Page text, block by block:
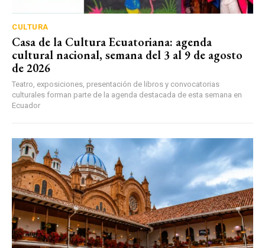
CULTURA
Casa de la Cultura Ecuatoriana: agenda
cultural nacional, semana del 3 al 9 de agosto
de 2026
Teatro, exposiciones, presentación de libros y convocatorias
culturales forman parte de la agenda destacada de esta semana en
Ecuador